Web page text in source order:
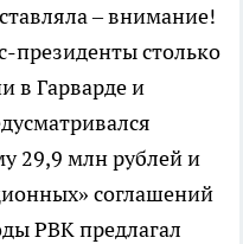
– внимание!
президенты столько
в Гарварде и
29,9 млн рублей и
соглашений
РВК предлагал